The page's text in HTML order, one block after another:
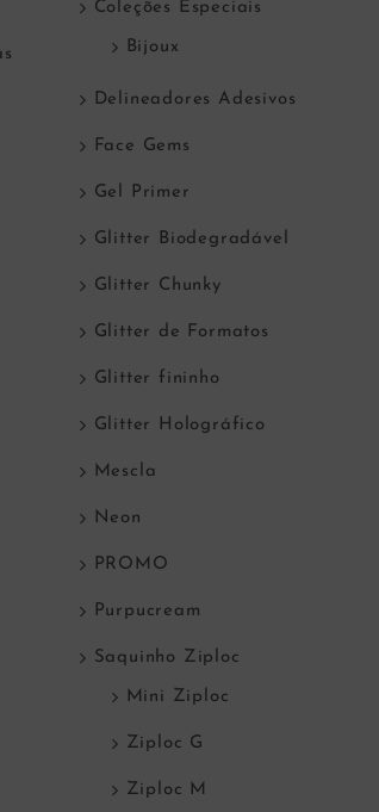
ADICIONAR AO CARRINHO
R$9,00
ADICIONAR AO CARRINHO